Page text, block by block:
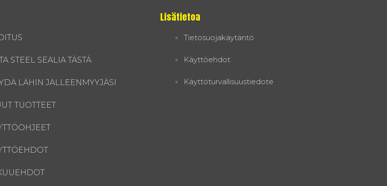
STEEL SEALIA TÄSTÄ
LÄHIN JÄLLEENMYYJÄSI
TUOTTEET
Lisätietoa
Tietosuojakäytäntö
Käyttöehdot
Käyttöturvallisuustiedote